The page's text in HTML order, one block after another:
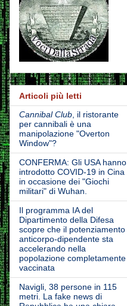
Articoli più letti
Cannibal Club , il ristorante
per cannibali è una
manipolazione "Overton
Window"?
CONFERMA: Gli USA hanno
introdotto COVID-19 in Cina
in occasione dei "Giochi
militari" di Wuhan.
Il programma IA del
Dipartimento della Difesa
scopre che il potenziamento
anticorpo-dipendente sta
accelerando nella
popolazione completamente
vaccinata
Navigli, 38 persone in 115
metri. La fake news di